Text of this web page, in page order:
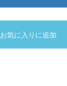
お気に入りに追加